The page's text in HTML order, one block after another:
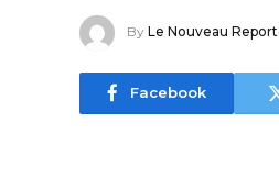
By Le Nouveau
Facebook